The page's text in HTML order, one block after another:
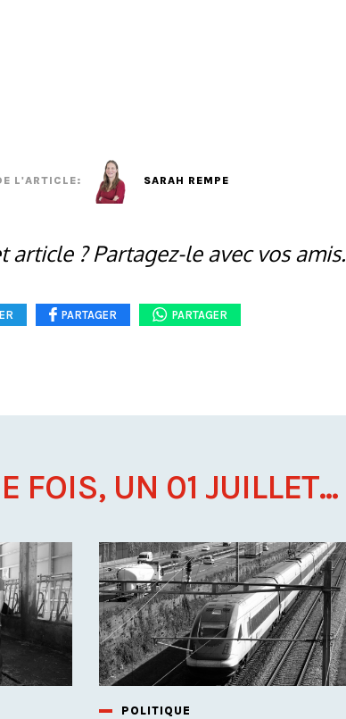
L'ARTICLE: SARAH REMPE
article ? Partagez-le avec vos amis.
PARTAGER PARTAGER
FOIS, UN 01 JUILLET...
POLITIQUE